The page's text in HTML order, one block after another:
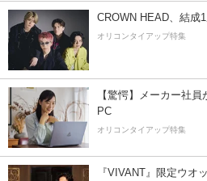
CROWN HEAD、結成
オリコンタイアップ特集
【驚愕】メーカー社
PC
オリコンタイアップ特集
『VIVANT』限定ウオ